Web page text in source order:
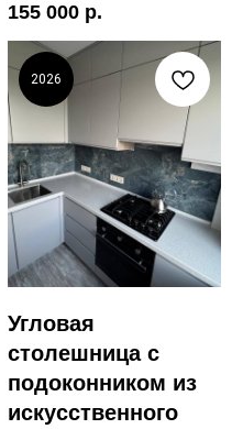
155 000 р.
2026
Угловая
столешница с
подоконником из
искусственного